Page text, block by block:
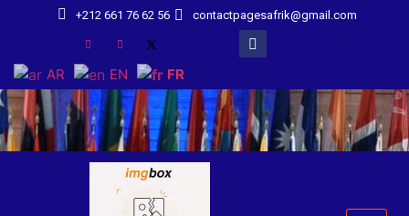
+212 661 76 62 56 contactpagesafrik@gmail.com
AR EN FR